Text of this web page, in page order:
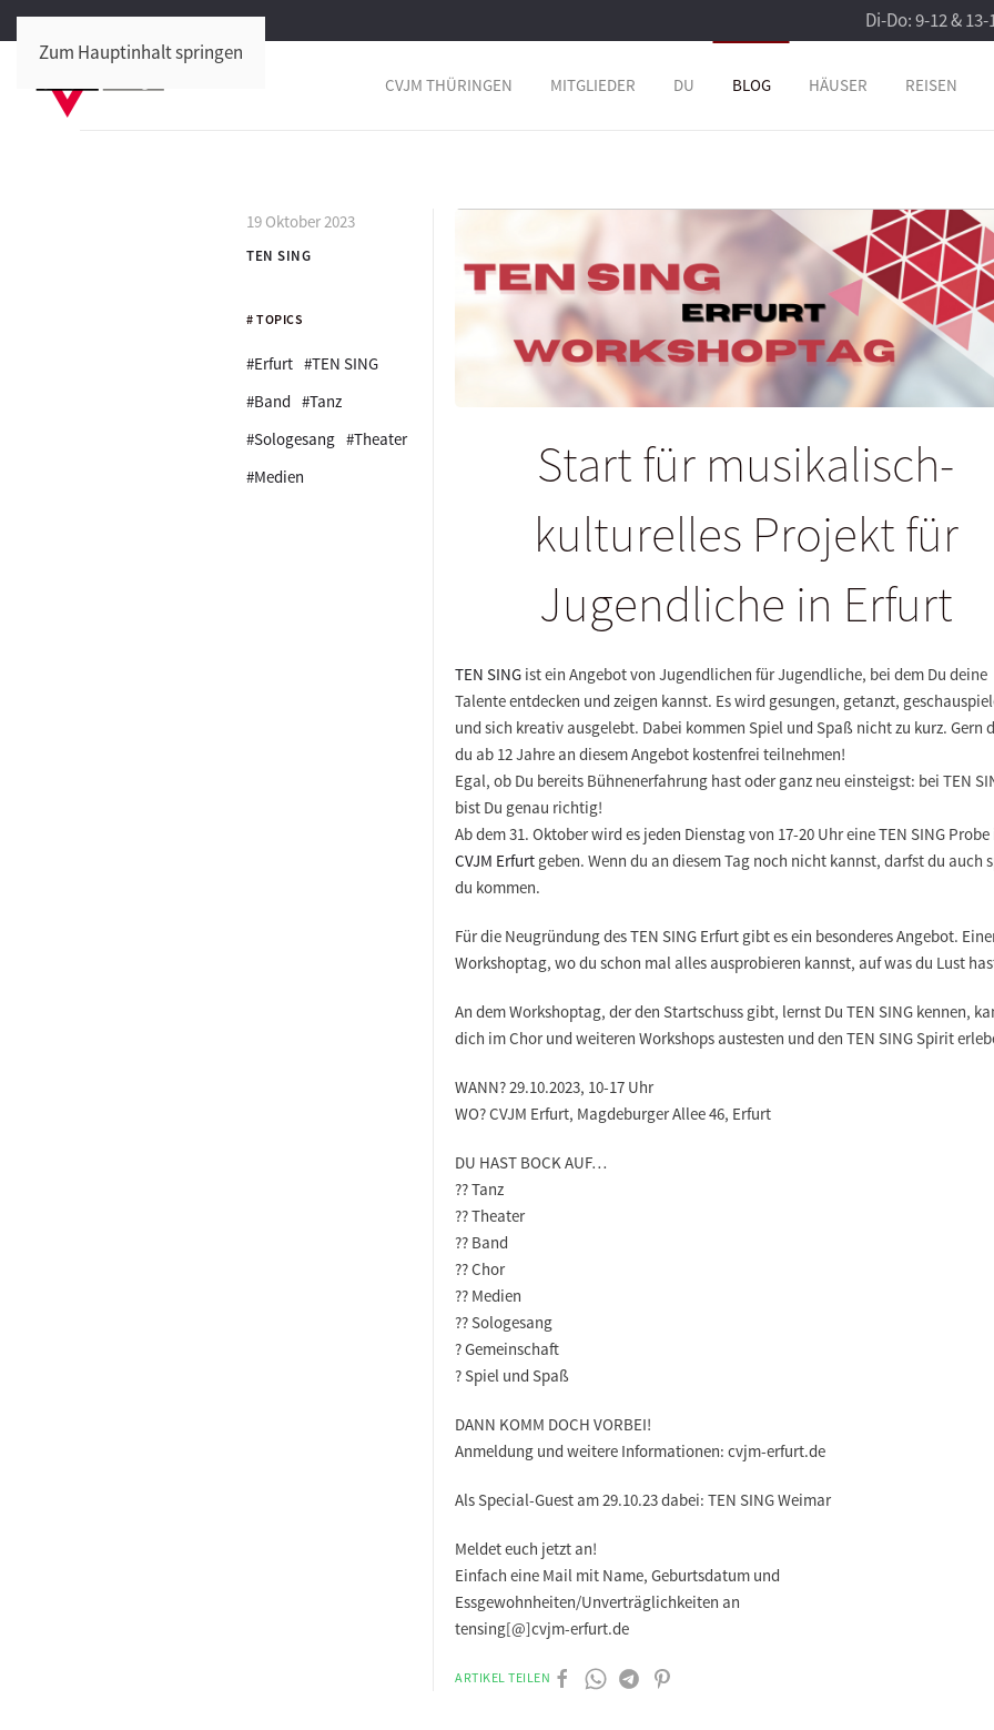
Zum Hauptinhalt springen
Di-Do: 9-12 &
CVJM THÜRINGEN MITGLIEDER DU BLOG HÄUSER REISEN
19 Oktober 2023
TEN SING
# TOPICS
#Erfurt #TEN SING
#Band #Tanz
#Sologesang #Theater
#Medien
Start für musikalisch-
kulturelles Projekt für
Jugendliche in Erfurt
TEN SING ist ein Angebot von Jugendlichen für Jugendliche, bei dem Du deine
Talente entdecken und zeigen kannst. Es wird gesungen, getanzt,
und sich kreativ ausgelebt. Dabei kommen Spiel und Spaß nicht zu kurz. Gern
du ab 12 Jahre an diesem Angebot kostenfrei teilnehmen!
Egal, ob Du bereits Bühnenerfahrung hast oder ganz neu einsteigst: bei TEN
bist Du genau richtig!
Ab dem 31. Oktober wird es jeden Dienstag von 17-20 Uhreine TEN SING
CVJM Erfurt geben. Wenn du an diesem Tag noch nicht kannst, darfst du auch
du kommen.
Für die Neugründung des TEN SING Erfurt gibt es ein besonderes Angebot.
Workshoptag, wo du schon mal alles ausprobieren kannst, auf was du Lust
An dem Workshoptag, der den Startschuss gibt, lernst Du TEN SING kennen,
dich im Chor und weiteren Workshops austesten und den TEN SING Spirit
WANN? 29.10.2023, 10-17 Uhr
WO? CVJM Erfurt, Magdeburger Allee 46, Erfurt
DU HAST BOCK AUF…
?? Tanz
?? Theater
?? Band
?? Chor
?? Medien
?? Sologesang
? Gemeinschaft
? Spiel und Spaß
DANN KOMM DOCH VORBEI!
Anmeldung und weitere Informationen: cvjm-erfurt.de
Als Special-Guest am 29.10.23 dabei: TEN SING Weimar
Meldet euch jetzt an!
Einfach eine Mail mit Name, Geburtsdatum und
Essgewohnheiten/Unverträglichkeiten an
tensing[@]cvjm-erfurt.de
ARTIKEL TEILEN